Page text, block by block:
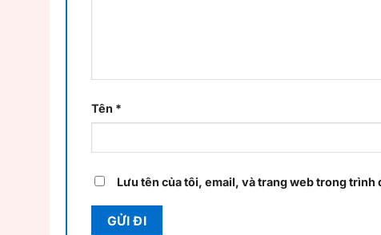
Tên *
Lưu tên của tôi, email, và trang web trong